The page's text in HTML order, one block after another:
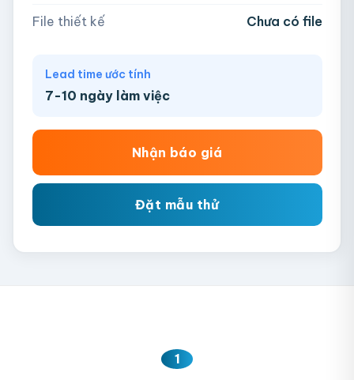
File thiết kế Chưa có file
Lead time ước tính
7-10 ngày làm việc
Nhận báo giá
Đặt mẫu thử
1